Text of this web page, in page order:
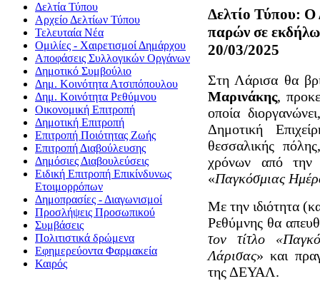
Δελτία Τύπου
Αρχείο Δελτίων Τύπου
Τελευταία Νέα
Ομιλίες - Χαιρετισμοί Δημάρχου
Αποφάσεις Συλλογικών Οργάνων
Δημοτικό Συμβούλιο
Δημ. Κοινότητα Ατσιπόπουλου
Δημ. Κοινότητα Ρεθύμνου
Οικονομική Επιτροπή
Δημοτική Επιτροπή
Επιτροπή Ποιότητας Ζωής
Επιτροπή Διαβούλευσης
Δημόσιες Διαβουλεύσεις
Ειδική Επιτροπή Επικίνδυνως
Ετοιμορρόπων
Δημοπρασίες - Διαγωνισμοί
Προσλήψεις Προσωπικού
Συμβάσεις
Πολιτιστικά δρώμενα
Εφημερεύοντα Φαρμακεία
Καιρός
Δελτίο Τύπου:
παρών σε
20/03/2025
Στη Λάρισα θα
Μαρινάκης,
οποία
Δημοτική
θεσσαλικής
χρόνων από την
«Παγκόσμιας
Με την ιδιότητα
Ρεθύμνης θα
τον τίτλο
Λάρισας» και
της ΔΕΥΑΛ.